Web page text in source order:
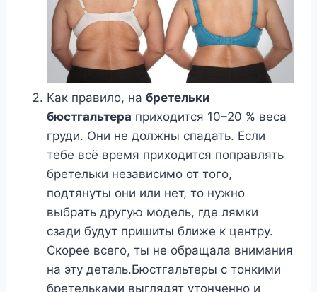
Как правило, на бретельки
бюстгальтера приходится 10–20 % веса
груди. Они не должны спадать. Если
тебе всё время приходится поправлять
бретельки независимо от того,
подтянуты они или нет, то нужно
выбрать другую модель, где лямки
сзади будут пришиты ближе к центру.
Скорее всего, ты не обращала внимания
на эту деталь.Бюстгальтеры с тонкими
бретельками выглядят утонченно и